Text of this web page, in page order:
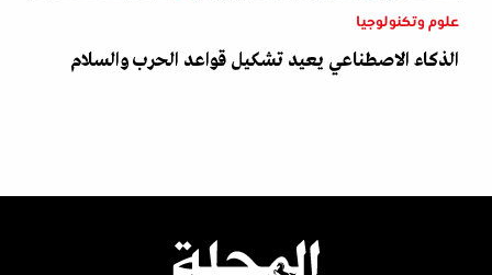
علوم وتكنولوجيا
الذكاء الاصطناعي يعيد تشكيل قواعد الحرب والسلام